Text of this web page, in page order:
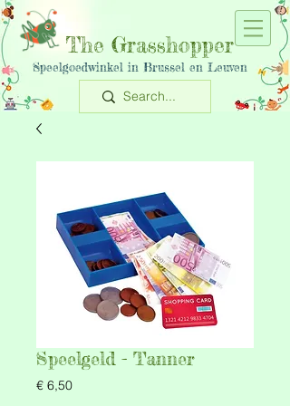
The Grasshopper
Speelgoedwinkel in Brussel en Leuven
Speelgeld - Tanner
€ 6,50Prijs